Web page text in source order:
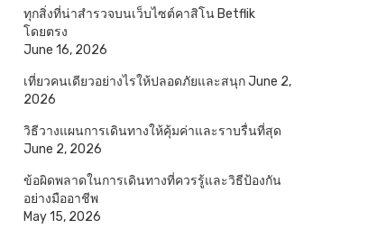
ทุกสิ่งที่น่าสำรวจบนเว็บไซต์คาสิโน Betflik
โดยตรง
June 16, 2026
เที่ยวคนเดียวอย่างไรให้ปลอดภัยและสนุกJune 2,
2026
วิธีวางแผนการเดินทางให้คุ้มค่าและราบรื่นที่สุด
June 2, 2026
ข้อผิดพลาดในการเดินทางที่ควรรู้และวิธีป้องกัน
อย่างมืออาชีพ
May 15, 2026